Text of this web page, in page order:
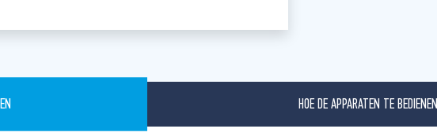
HOE DE APPARATEN TE BEDIENEN